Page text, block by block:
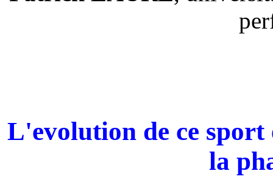
L'evolution de ce sport
la